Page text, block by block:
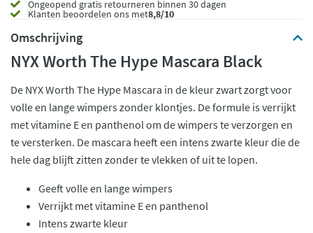
Ongeopend gratis retourneren binnen 30 dagen
Klanten beoordelen ons met8,8/10
Omschrijving
NYX Worth The Hype Mascara Black
De NYX Worth The Hype Mascara in de kleur zwart zorgt voor
volle en lange wimpers zonder klontjes. De formule is verrijkt
met vitamine E en panthenol om de wimpers te verzorgen en
te versterken. De mascara heeft een intens zwarte kleur die de
hele dag blijft zitten zonder te vlekken of uit te lopen.
Geeft volle en lange wimpers
Verrijkt met vitamine E en panthenol
Intens zwarte kleur